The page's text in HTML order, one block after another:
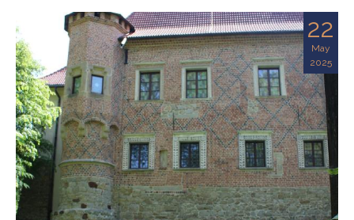
22
May
2025